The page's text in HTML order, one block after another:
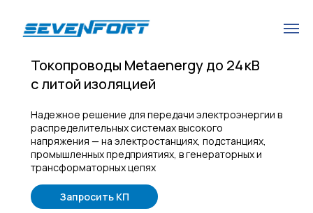
Токопроводы Metaenergy до 24 кВ
с литой изоляцией
Надежное решение для передачи электроэнергии в
распределительных системах высокого
напряжения — на электростанциях, подстанциях,
промышленных предприятиях, в генераторных и
трансформаторных цепях
Запросить КП